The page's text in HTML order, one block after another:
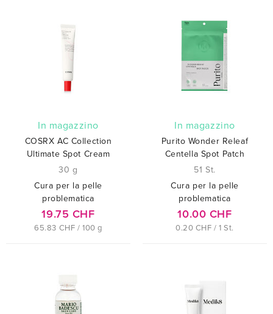
In magazzino
COSRX AC Collection
Ultimate Spot Cream
30 g
Cura per la pelle
problematica
19.75 CHF
65.83 CHF / 100 g
In magazzino
Purito Wonder Releaf
Centella Spot Patch
51 St.
Cura per la pelle
problematica
10.00 CHF
0.20 CHF / 1 St.